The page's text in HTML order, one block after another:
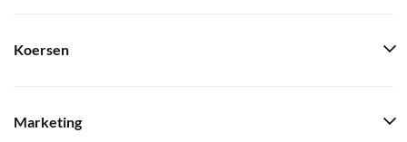
Koersen
Marketing